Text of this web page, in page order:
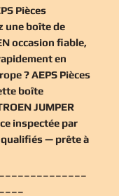
Pièces
une boîte de
occasion fiable,
en
? AEPS Pièces
boîte
JUMPER
inspectée par
— prête à